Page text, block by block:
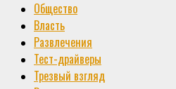
Общество
Власть
Развлечения
Тест-драйверы
Трезвый взгляд